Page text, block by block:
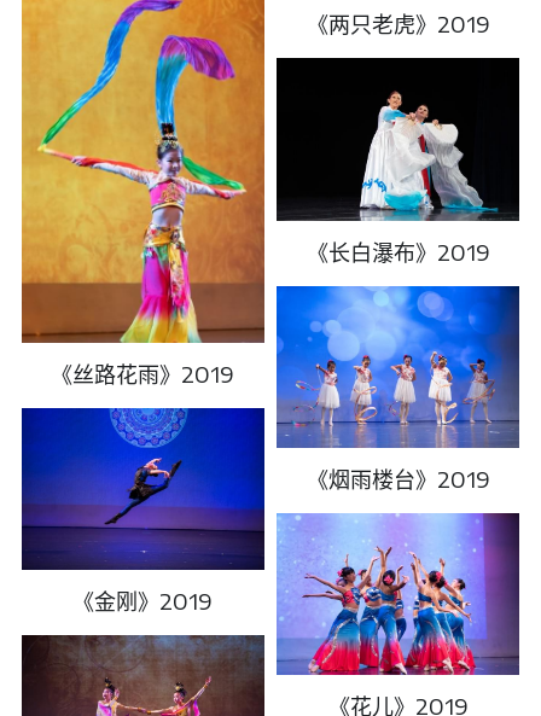
《丝路花雨》2019
《金刚》2019
《两只老虎》2019
《长白瀑布》2019
《烟雨楼台》2019
《花儿》2019